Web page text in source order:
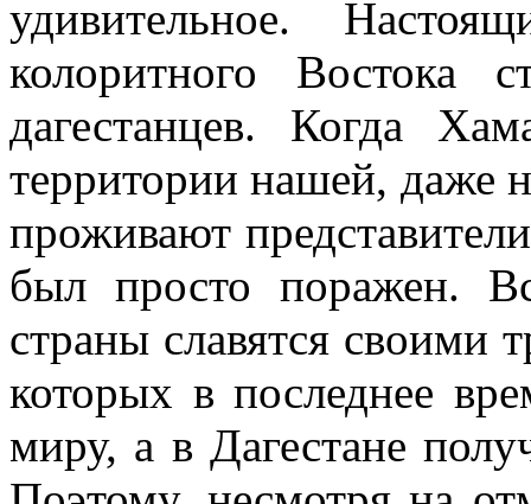
удивительное.
колоритного Востока
дагестанцев. Когда
территории нашей, даже
проживают
был просто поражен.
страны славятся своими
которых в последнее
миру, а в Дагестане